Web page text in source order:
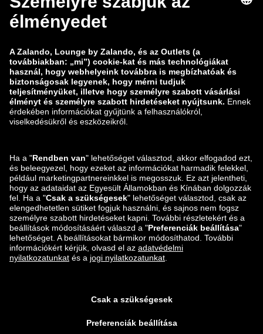
Jogi közlemény
Általános szerződési feltételek
Álláslehetőségek
Adatok nyomon követése
Sebezhetőség bejelentése
Termékbiztonság
Zalando-csoport
ABOUT YOU
Itt is megtalálsz minket:
Szállítási és kézbesítési
partner